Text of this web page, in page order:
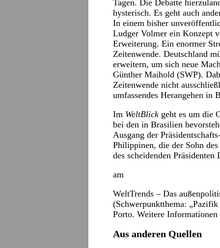
Tagen. Die Debatte
hysterisch. Es geht auch
In einem bisher
Ludger Volmer ein Konzept
Erweiterung. Ein enormer
Zeitenwende. Deutschland
erweitern, um sich neue
Günther Maihold (SWP).
Zeitenwende nicht
umfassendes Herangehen in
Im WeltBlick geht es um die
bei den in Brasilien
Ausgang der
Philippinen, die der Sohn
des scheidenden Präsidenten
am
WeltTrends – Das
(Schwerpunktthema:
Porto. Weitere
Aus anderen Quellen